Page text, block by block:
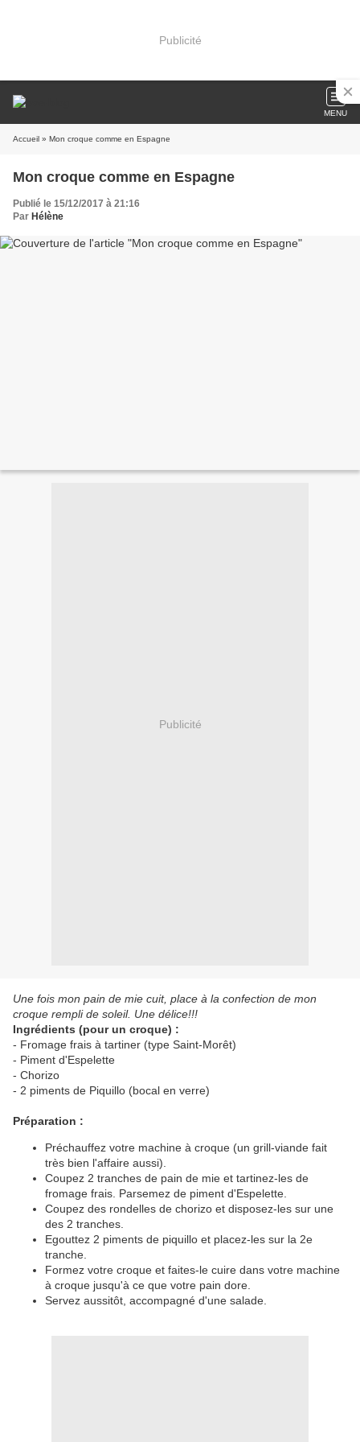
Publicité
MENU
Accueil » Mon croque comme en Espagne
Mon croque comme en Espagne
Publié le 15/12/2017 à 21:16
Par Hélène
Publicité
Une fois mon pain de mie cuit, place à la confection de mon
croque rempli de soleil. Une délice!!!
Ingrédients (pour un croque) :
- Fromage frais à tartiner (type Saint-Morêt)
- Piment d'Espelette
- Chorizo
- 2 piments de Piquillo (bocal en verre)
Préparation :
Préchauffez votre machine à croque (un grill-viande fait
très bien l'affaire aussi).
Coupez 2 tranches de pain de mie et tartinez-les de
fromage frais. Parsemez de piment d'Espelette.
Coupez des rondelles de chorizo et disposez-les sur une
des 2 tranches.
Egouttez 2 piments de piquillo et placez-les sur la 2e
tranche.
Formez votre croque et faites-le cuire dans votre machine
à croque jusqu'à ce que votre pain dore.
Servez aussitôt, accompagné d'une salade.